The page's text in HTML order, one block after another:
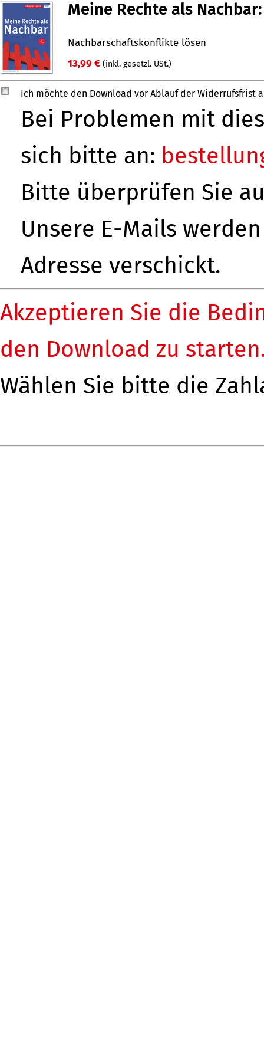
Meine Rechte als
Nach­bar­schafts­konflikte lösen
13,99 € (inkl. gesetzl. USt.)
Ich möchte den Download vor Ablauf der Widerrufsfrist
Bei Problemen mit
sich bitte an:
Bitte überprüfen Sie
Unsere E-Mails
Adresse verschickt.
Akzeptieren Sie die
den Download zu
Wählen Sie bitte die